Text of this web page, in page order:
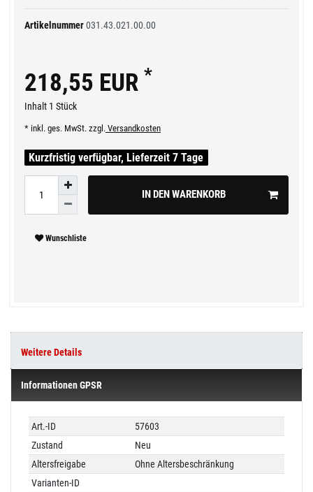
Artikelnummer031.43.021.00.00
218,55 EUR *
Inhalt 1 Stück
* inkl. ges. MwSt. zzgl. Versandkosten
Kurzfristig verfügbar, Lieferzeit 7 Tage
IN DEN WARENKORB
Wunschliste
Weitere Details
Informationen GPSR
Technisches
Merkmal
Wert
Art.-ID
57603
Zustand
Neu
Altersfreigabe
Ohne Altersbeschränkung
Varianten-ID